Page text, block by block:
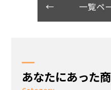
一覧ペ
あなたにあった